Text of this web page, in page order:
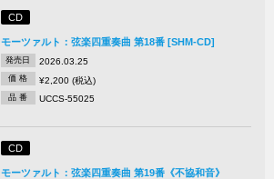
CD
モーツァルト：弦楽四重奏曲 第18番 [SHM-CD]
発売日 2026.03.25
価 格 ¥2,200 (税込)
品 番 UCCS-55025
CD
モーツァルト：弦楽四重奏曲 第19番《不協和音》